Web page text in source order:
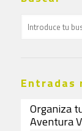
Entradas
Organiza
Aventura